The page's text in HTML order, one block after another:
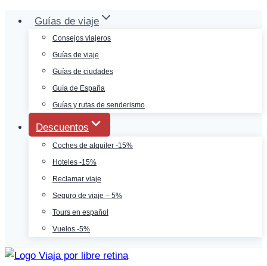
Saltar
contenido
Guías de viaje
Consejos viajeros
Guías de viaje
Guías de ciudades
Guía de España
Guías y rutas de senderismo
Descuentos
Coches de alquiler -15%
Hoteles -15%
Reclamar viaje
Seguro de viaje – 5%
Tours en español
Vuelos -5%